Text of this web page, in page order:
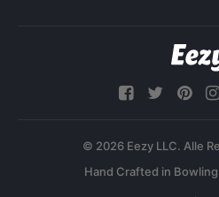
© 2026 Eezy LLC. Alle